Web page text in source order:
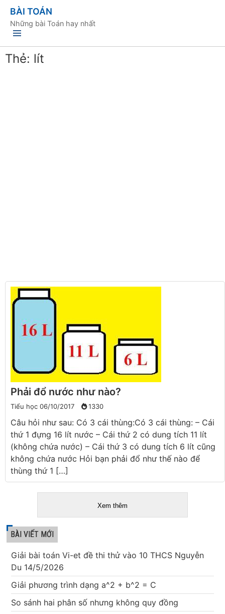
BÀI TOÁN
Những bài Toán hay nhất
Thẻ: lít
Phải đổ nước như nào?
Tiểu học 06/10/2017 1330
Câu hỏi như sau: Có 3 cái thùng:Có 3 cái thùng: – Cái
thứ 1 đựng 16 lít nước – Cái thứ 2 có dung tích 11 lít
(không chứa nước) – Cái thứ 3 có dung tích 6 lít cũng
không chứa nước Hỏi bạn phải đổ như thế nào để
thùng thứ 1 […]
Xem thêm
BÀI VIẾT MỚI
Giải bài toán Vi-et đề thi thử vào 10 THCS Nguyễn
Du 14/5/2026
Giải phương trình dạng a^2 + b^2 = C
So sánh hai phân số nhưng không quy đồng